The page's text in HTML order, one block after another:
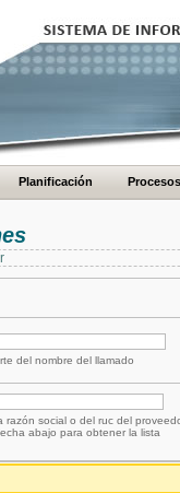
Planificación Procesos
del nombre del llamado
razón social o del ruc del
abajo para obtener la lista